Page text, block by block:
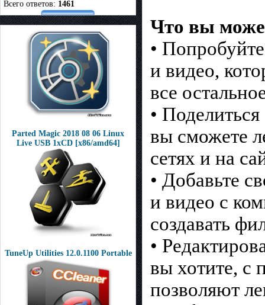
Всего ответов: 1461
Parted Magic 2018 08 06 Linux
Live USB 1xCD [x86/amd64]
TuneUp Utilities 12.0.1100 Portable
Что вы
•
и видео,
все
•
вы сможете
сетях и на
• Добавьте
и видео с
создавать
•
вы хотите, с
позволяют